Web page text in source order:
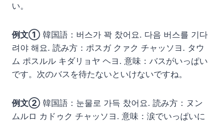
い。
例文① 韓国語：버스가 꽉 찼어요. 다음 버스를 기다
려야 해요. 読み方：ポスガ クァク チャッソヨ. タウ
ム ポスルル キダリョヤ ヘヨ. 意味：バスがいっぱい
です。次のバスを待たないといけないですね。
例文② 韓国語：눈물로 가득 찼어요. 読み方：ヌン
ムルロ カドゥク チャッソヨ. 意味：涙でいっぱいに